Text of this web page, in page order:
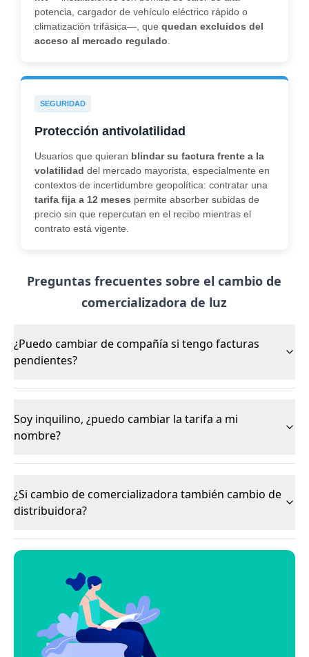
potencia, cargador de vehículo eléctrico rápido o
climatización trifásica—, que quedan excluidos del
acceso al mercado regulado
SEGURIDAD
Protección antivolatilidad
Usuarios que quieran blindar su factura frente a la
volatilidad del mercado mayorista, especialmente en
contextos de incertidumbre geopolítica: contratar una
tarifa fija a 12 meses permite absorber subidas de
precio sin que repercutan en el recibo mientras el
contrato está vigente.
Preguntas frecuentes sobre el cambio de
comercializadora de luz
¿Puedo cambiar de compañía si tengo facturas
pendientes?
Soy inquilino, ¿puedo cambiar la tarifa a mi
nombre?
¿Si cambio de comercializadora también cambio de
distribuidora?